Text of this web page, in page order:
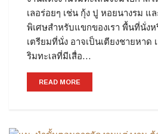
เลอร่อยๆ เช่น กุ้ง ปู หอยนางรม แ
พิเศษสำหรับแขกของเรา พื้นที่นั่ง
เตรียมที่นั่ง อาจเป็นเตียงชายหาด
ริมทะเลที่มีเสื่อ…
READ MORE